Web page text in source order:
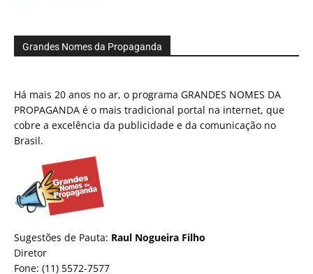
Grandes Nomes da Propaganda
Há mais 20 anos no ar, o programa GRANDES NOMES DA
PROPAGANDA é o mais tradicional portal na internet, que
cobre a excelência da publicidade e da comunicação no
Brasil.
Sugestões de Pauta: Raul Nogueira Filho
Diretor
Fone: (11) 5572-7577